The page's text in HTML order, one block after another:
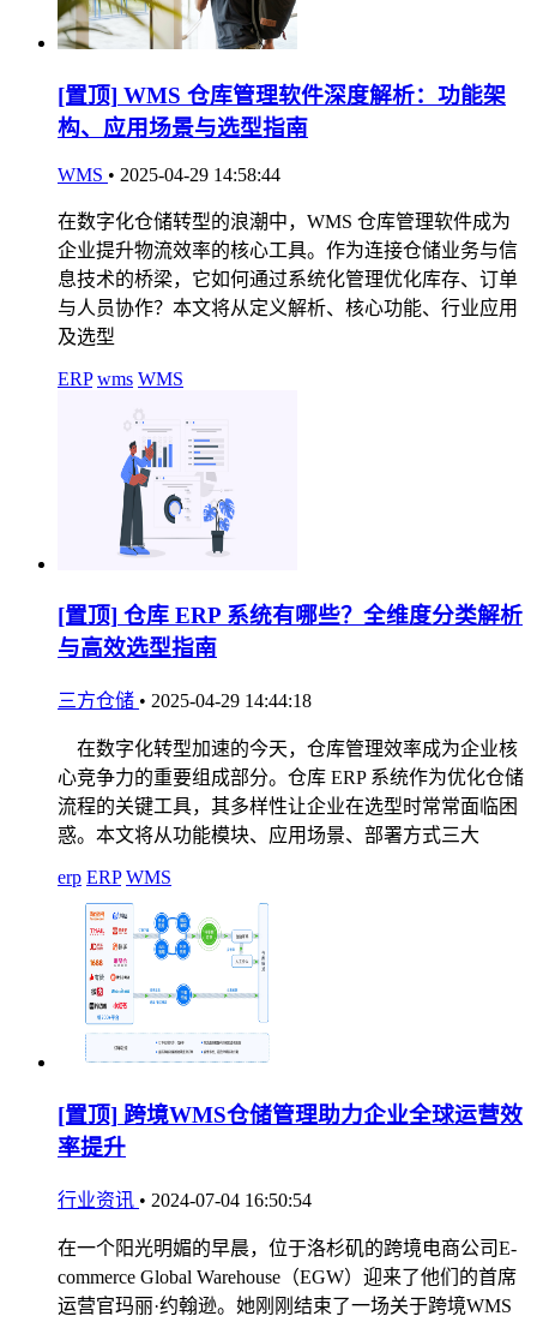
[置顶] WMS 仓库管理软件深度解析：功能架
构、应用场景与选型指南
WMS • 2025-04-29 14:58:44
在数字化仓储转型的浪潮中，WMS 仓库管理软件成为
企业提升物流效率的核心工具。作为连接仓储业务与信
息技术的桥梁，它如何通过系统化管理优化库存、订单
与人员协作？本文将从定义解析、核心功能、行业应用
及选型
ERP wms WMS
[置顶] 仓库 ERP 系统有哪些？全维度分类解析
与高效选型指南
三方仓储 • 2025-04-29 14:44:18
在数字化转型加速的今天，仓库管理效率成为企业核
心竞争力的重要组成部分。仓库 ERP 系统作为优化仓储
流程的关键工具，其多样性让企业在选型时常常面临困
惑。本文将从功能模块、应用场景、部署方式三大
erp ERP WMS
[置顶] 跨境WMS仓储管理助力企业全球运营效
率提升
行业资讯 • 2024-07-04 16:50:54
在一个阳光明媚的早晨，位于洛杉矶的跨境电商公司E-
commerce Global Warehouse（EGW）迎来了他们的首席
运营官玛丽·约翰逊。她刚刚结束了一场关于跨境WMS